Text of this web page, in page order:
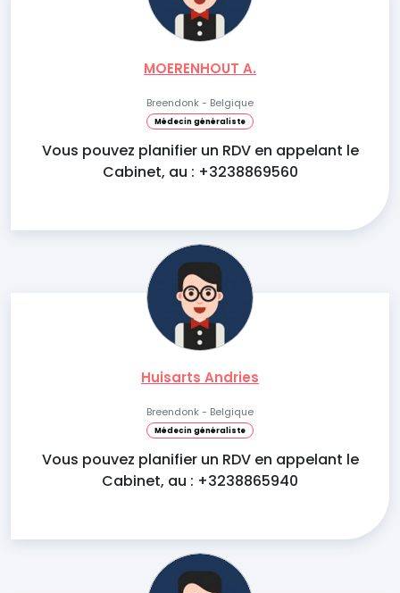
MOERENHOUT A.
Breendonk - Belgique
Médecin généraliste
Vous pouvez planifier un RDV en appelant le
Cabinet, au : +3238869560
Huisarts Andries
Breendonk - Belgique
Médecin généraliste
Vous pouvez planifier un RDV en appelant le
Cabinet, au : +3238865940